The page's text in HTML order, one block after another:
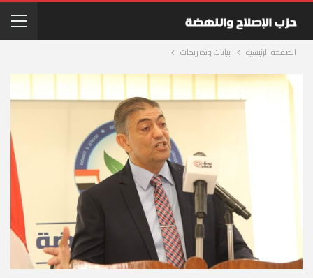
الصفحة الرئيسية بيانات وتصريحات